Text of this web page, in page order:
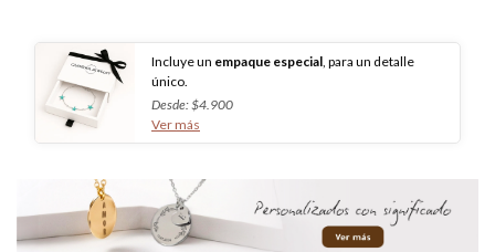
Incluye un empaque especial , para un detalle
único.
Desde: $4.900
Ver más